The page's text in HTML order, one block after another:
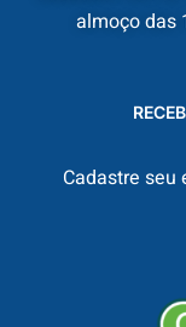
almoço das
Cadastre